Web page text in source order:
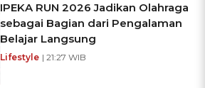
IPEKA RUN 2026 Jadikan Olahraga
sebagai Bagian dari Pengalaman
Belajar Langsung
Lifestyle | 21:27 WIB